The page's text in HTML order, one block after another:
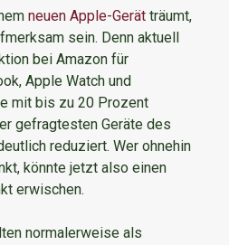
neuen Apple-Gerät träumt,
sein. Denn aktuell
bei Amazon für
Apple Watch und
mit bis zu 20 Prozent
gefragtesten Geräte des
reduziert. Wer ohnehin
könnte jetzt also einen
erwischen.
normalerweise als